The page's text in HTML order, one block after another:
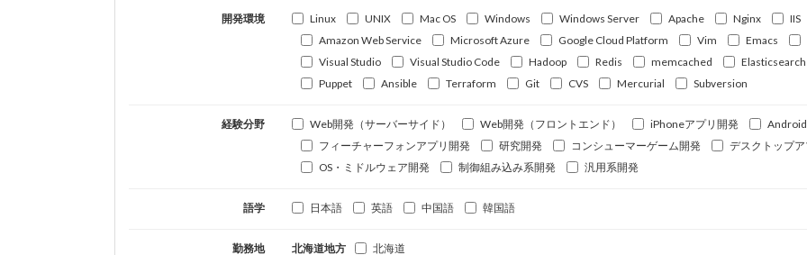
開発環境 Linux UNIX Mac OS Windows Windows Server Apache Nginx
IIS
Amazon Web Service
Microsoft Azure Google Cloud Platform Vim Emacs
Visual Studio
Visual Studio Code Hadoop Redis memcached Elasticsearch
Puppet
Ansible Terraform Git CVS Mercurial Subversion
経験分野 Web開発（サーバーサイド） Web開発（フロントエンド） iPhoneアプリ開発
フィーチャーフォンアプリ開発
研究開発 コンシューマーゲーム開発
デスクトップ
OS・ミドルウェア開発
制御組み込み系開発 汎用系開発
語学 日本語 英語 中国語 韓国語
勤務地 北海道地方
北海道